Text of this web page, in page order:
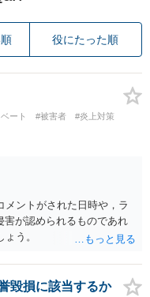
役にたった順
ート #被害者
#炎上対策
メントがされた日時や，ラ
害が認められるものであれ
う。
毀損に該当するか